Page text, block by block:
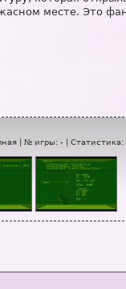
месте. Это
| № игры: - Статистика: